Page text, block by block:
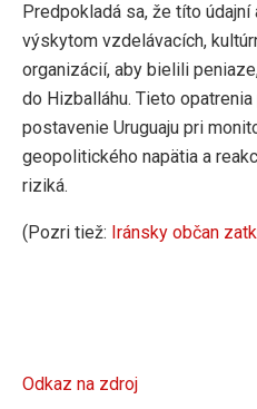
Predpokladá sa, že títo
výskytom vzdelávacích,
organizácií, aby bielili
do Hizballáhu. Tieto
postavenie Uruguaju pri
geopolitického napätia a
riziká.
(Pozri tiež: Iránsky občan
Odkaz na zdroj